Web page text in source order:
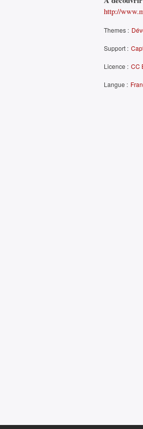
http://
Themes :
Support :
Licence : CC
Langue :